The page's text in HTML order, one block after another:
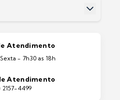
Atendimento
- 7h30 as 18h
Atendimento
2157-4499